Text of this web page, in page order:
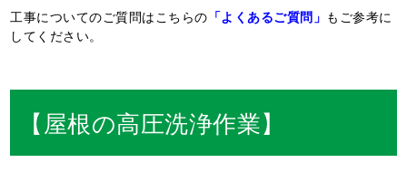
工事についてのご質問はこちらの 「よくあるご質問」 もご参考に
してください。
【屋根の高圧洗浄作業】